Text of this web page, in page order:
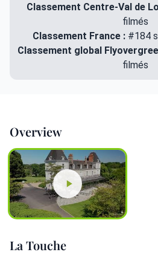
Classement Centre-Val de
filmés
Classement France : #184
Classement global
filmés
Overview
La Touche